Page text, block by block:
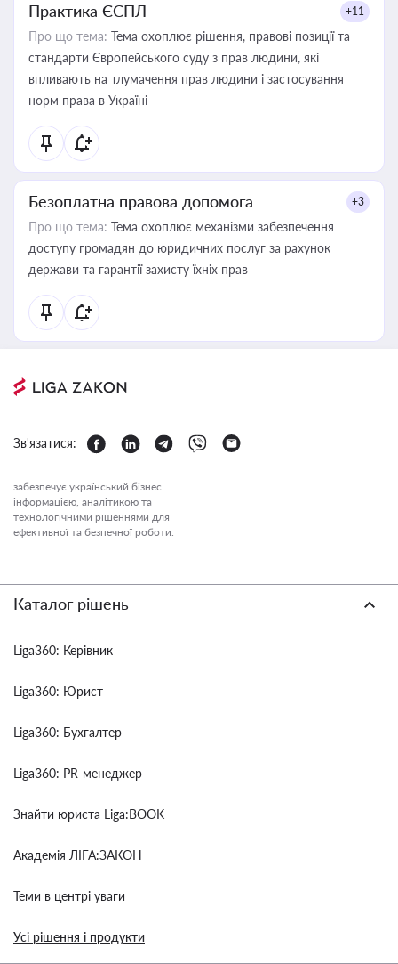
Практика ЄСПЛ +11
Про що тема: Тема охоплює рішення, правові позиції та
стандарти Європейського суду з прав людини, які
впливають на тлумачення прав людини і застосування
норм права в Україні
Безоплатна правова допомога +3
Про що тема: Тема охоплює механізми забезпечення
доступу громадян до юридичних послуг за рахунок
держави та гарантії захисту їхніх прав
Зв'язатися:
забезпечує український бізнес
інформацією, аналітикою та
технологічними рішеннями для
ефективної та безпечної роботи.
Каталог рішень
Liga360: Керівник
Liga360: Юрист
Liga360: Бухгалтер
Liga360: PR-менеджер
Знайти юриста Liga:BOOK
Академія ЛІГА:ЗАКОН
Теми в центрі уваги
Усі рішення і продукти